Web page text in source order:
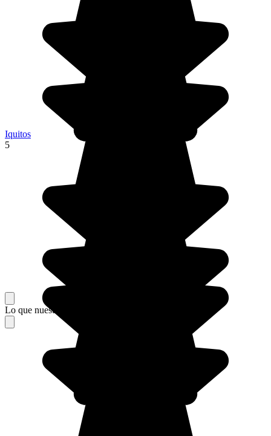
Iquitos
5
Lo que nuestros viajeros piensan de su estancia